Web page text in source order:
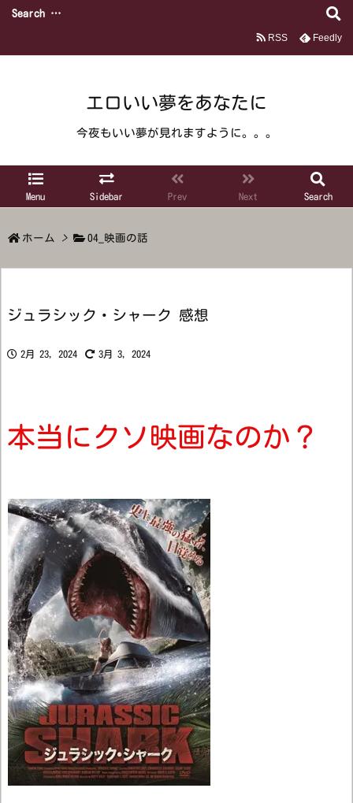
エロいい夢をあなたに
今夜もいい夢が見れますように。。。
Menu Sidebar Prev Next Search
RSS Feedly
ホーム > 04_映画の話
ジュラシック・シャーク 感想
2月 23, 2024 3月 3, 2024
本当にクソ映画なのか？